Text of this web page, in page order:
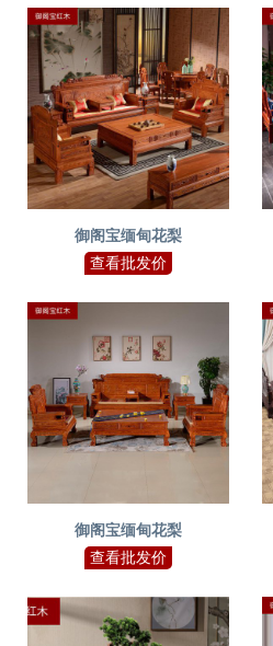
御阁宝缅甸花梨
查看批发价
御阁宝缅甸花梨
查看批发价